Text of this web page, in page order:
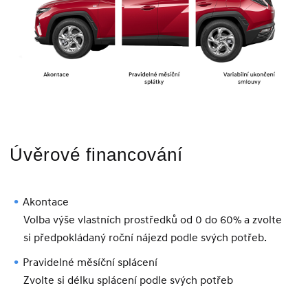
Úvěrové financování
Akontace
Volba výše vlastních prostředků od 0 do 60% a zvolte
si předpokládaný roční nájezd podle svých potřeb.
Pravidelné měsíční splácení
Zvolte si délku splácení podle svých potřeb